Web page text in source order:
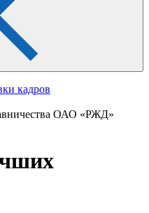
кадров
ОАО «РЖД»